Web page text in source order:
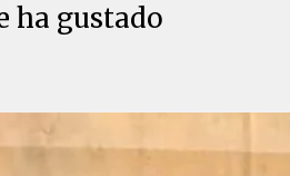
ha gustado